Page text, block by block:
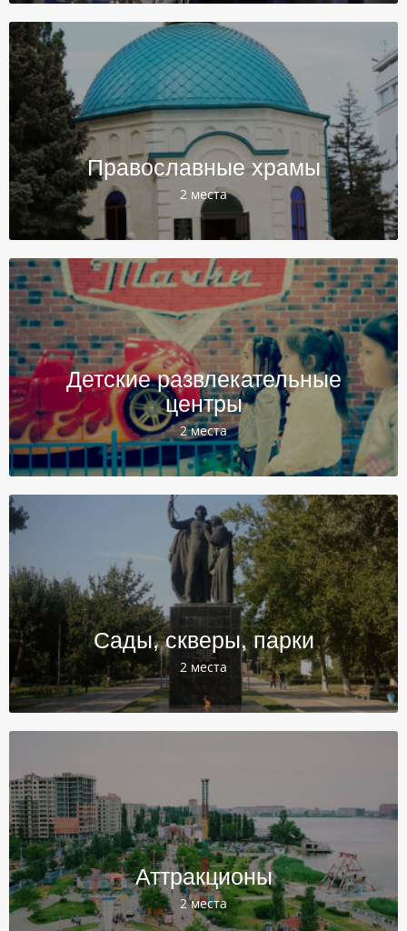
Православные храмы
2 места
Детские развлекательные
центры
2 места
Сады, скверы, парки
2 места
Аттракционы
2 места